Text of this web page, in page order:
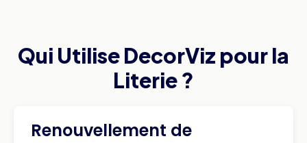
Qui Utilise DecorViz pour la
Literie ?
Renouvellement de